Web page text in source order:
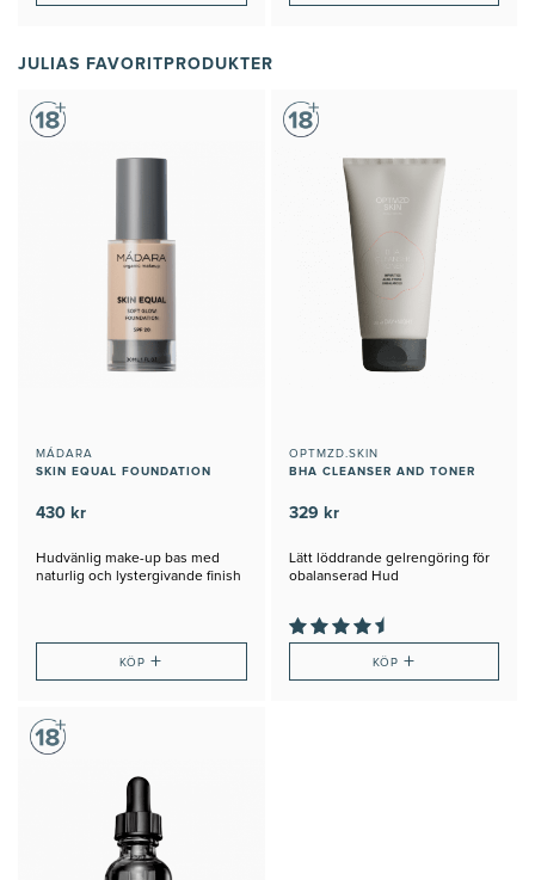
JULIAS FAVORITPRODUKTER
MÁDARA
SKIN EQUAL FOUNDATION
430 kr
Hudvänlig make-up bas med
naturlig och lystergivande finish
KÖP+
OPTMZD.SKIN
BHA CLEANSER AND TONER
329 kr
Lätt löddrande gelrengöring för
obalanserad Hud
KÖP +